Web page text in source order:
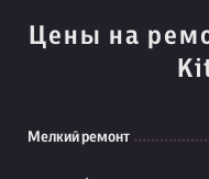
Цены на
Мелкий ремонт